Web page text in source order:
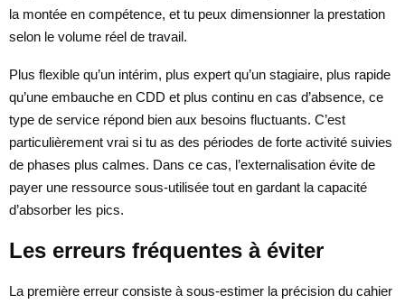
la montée en compétence, et tu peux dimensionner la prestation
selon le volume réel de travail.
Plus flexible qu’un intérim, plus expert qu’un stagiaire, plus rapide
qu’une embauche en CDD et plus continu en cas d’absence, ce
type de service répond bien aux besoins fluctuants. C’est
particulièrement vrai si tu as des périodes de forte activité suivies
de phases plus calmes. Dans ce cas, l’externalisation évite de
payer une ressource sous-utilisée tout en gardant la capacité
d’absorber les pics.
Les erreurs fréquentes à éviter
La première erreur consiste à sous-estimer la précision du cahier